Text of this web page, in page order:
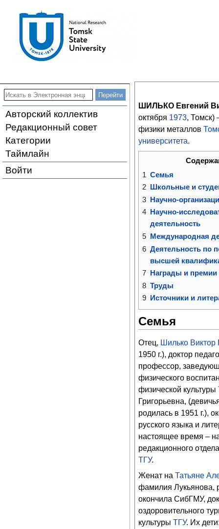
Авторский коллектив
Редакционный совет
Категории
Таймлайн
Войти
ШИЛЬКО Евгений
октября 1973, Томск)
физики металлов
университета.
1 Семья
2
Школьные и
3 Научно-
4
Научно-
деятельность
5 Международная
6 Деятельность по
высшей
7 Награды и премии
8 Труды
9 Источники и
Семья
Отец, Шилько Виктор
1950 г.), доктор
профессор,
физического
физической культуры
Григорьевна,
родилась в 1951 г.),
русского языка и
настоящее время –
редакционного
ТГУ.
Женат на Татьяне
фамилия Лукьянова,
окончила СибГМУ,
оздоровительного
культуры ТГУ. Их